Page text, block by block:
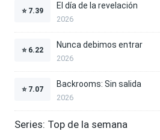
⭐ 7.39
El día de la revelación
2026
⭐ 6.22
Nunca debimos entrar
2026
⭐ 7.07
Backrooms: Sin salida
2026
Series: Top de la semana